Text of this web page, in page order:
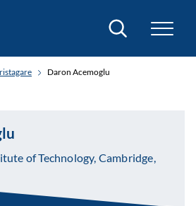
Sök
Daron Acemoglu
of Technology, Cambridge,